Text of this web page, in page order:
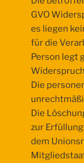
GVO
es liegen
für die
Person legt
Die
Die
zur
dem